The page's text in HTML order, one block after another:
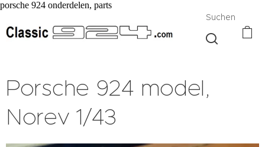
porsche 924 onderdelen, parts
Suchen
Porsche 924 model,
Norev 1/43